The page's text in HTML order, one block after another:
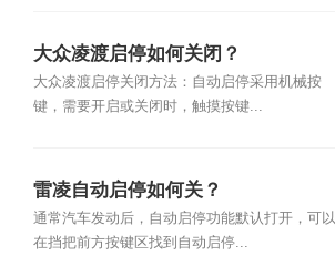
大众凌渡启停如何关闭？
大众凌渡启停关闭方法：自动启停采用机械按
键，需要开启或关闭时，触摸按键...
雷凌自动启停如何关？
通常汽车发动后，自动启停功能默认打开，可以
在挡把前方按键区找到自动启停...